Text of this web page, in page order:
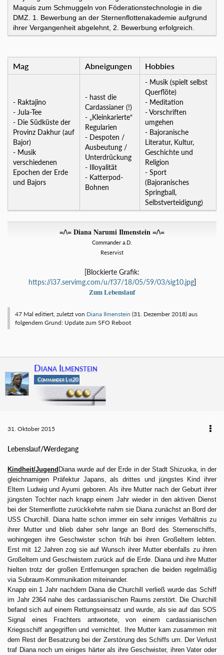
Maquis zum Schmuggeln von Föderationstechnologie in die
DMZ. 1. Bewerbung an der Sternenflottenakademie aufgrund
ihrer Vergangenheit abgelehnt, 2. Bewerbung erfolgreich.
Mag Abneigungen Hobbies
- Raktajino
- Jula-Tee
- Die Südküste der
Provinz Dakhur (auf
Bajor)
- Musik
verschiedenen
Epochen der Erde
und Bajors
- hasst die
Cardassianer (!)
- „Kleinkarierte“
Regularien
- Despoten /
Ausbeutung /
Unterdrückung
- Illoyalität
- Katterpod-
Bohnen
- Musik (spielt selbst
Querflöte)
- Meditation
- Vorschriften
umgehen
- Bajoranische
Literatur, Kultur,
Geschichte und
Religion
- Sport
(Bajoranisches
Springball,
Selbstverteidigung)
=/\= Diana Narumi Ilmenstein =/\=
Commander a.D.
Reservist
[Blockierte Grafik:
https://i37.servimg.com/u/f37/18/05/59/03/sig10.jpg]
Zum Lebenslauf
47 Mal editiert, zuletzt von Diana Ilmenstein (31. Dezember 2018) aus
folgendem Grund: Update zum SFO Reboot
Diana Ilmenstein
Commander Lvl20
31. Oktober 2015
Lebenslauf/Werdegang
Kindheit/Jugend Diana wurde auf der Erde in der Stadt Shizuoka, in der
gleichnamigen Präfektur Japans, als drittes und jüngstes Kind ihrer
Eltern Ludwig und Ayumi geboren. Als ihre Mutter nach der Geburt ihrer
jüngsten Tochter nach knapp einem Jahr wieder in den aktiven Dienst
bei der Sternenflotte zurückkehrte nahm sie Diana zunächst an Bord der
USS Churchill. Diana hatte schon immer ein sehr inniges Verhältnis zu
ihrer Mutter und blieb daher sehr lange an Bord des Sternenschiffs,
wohingegen ihre Geschwister schon früh bei ihren Großeltern lebten.
Erst mit 12 Jahren zog sie auf Wunsch ihrer Mutter ebenfalls zu ihren
Großeltern und Geschwistern zurück auf die Erde. Diana und ihre Mutter
hielten trotz der großen Entfernungen sprachen die beiden regelmäßig
via Subraum-Kommunikation miteinander.
Knapp ein 1 Jahr nachdem Diana die Churchill verließ wurde das Schiff
im Jahr 2364 nahe des cardassianischen Raums zerstört. Die Churchill
befand sich auf einem Rettungseinsatz und wurde, als sie auf das SOS
Signal eines Frachters antwortete, von einem cardassianischen
Kriegsschiff angegriffen und vernichtet. Ihre Mutter kam zusammen mit
dem Rest der Besatzung bei der Zerstörung des Schiffs um. Der Verlust
traf Diana noch um einiges härter als ihre Geschwister, ihren Vater oder